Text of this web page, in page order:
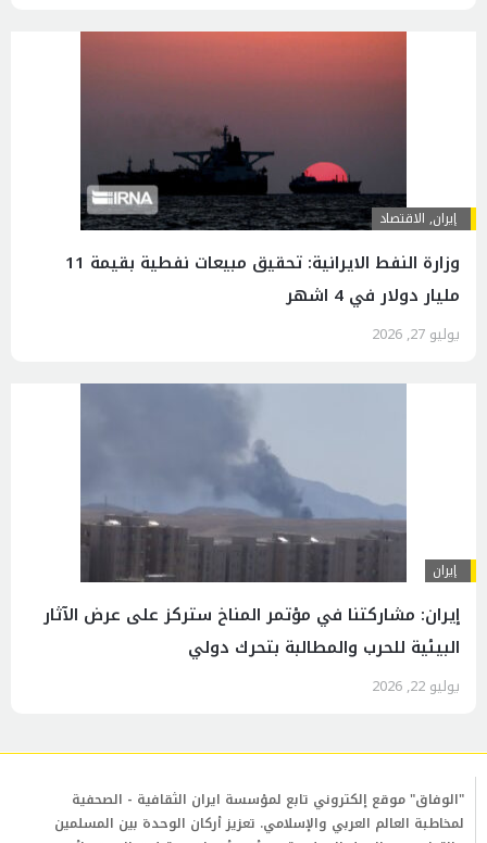
إيران, الاقتصاد
وزارة النفط الايرانية: تحقيق مبيعات نفطية بقيمة 11
مليار دولار في 4 اشهر
يوليو 27, 2026
إيران
إيران: مشاركتنا في مؤتمر المناخ ستركز على عرض الآثار
البيئية للحرب والمطالبة بتحرك دولي
يوليو 22, 2026
"الوفاق" موقع إلكتروني تابع لمؤسسة ايران الثقافية - الصحفية
لمخاطبة العالم العربي والإسلامي. تعزيز أركان الوحدة بين المسلمين